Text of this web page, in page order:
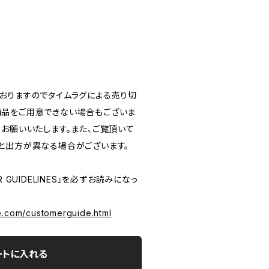
りますのでタイムラグによる売り切
をご用意できない場合もございま
願いいたします。また、ご覧頂いて
方が異なる場合がございます。
GUIDELINES』を必ずお読みになっ
customerguide.html
に入れる